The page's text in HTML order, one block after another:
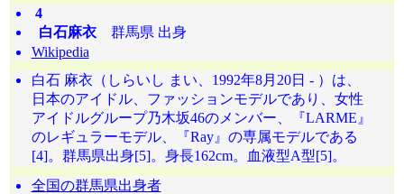
4
白石麻衣群馬県 出身
Wikipedia
白石 麻衣（しらいし まい、1992年8月20日 - ）は、
日本のアイドル、ファッションモデルであり、女性
アイドルグループ乃木坂46のメンバー、『LARME』
のレギュラーモデル、『Ray』の専属モデルである
[4]。群馬県出身[5]。身長162cm。血液型A型[5]。
全国の群馬県出身者